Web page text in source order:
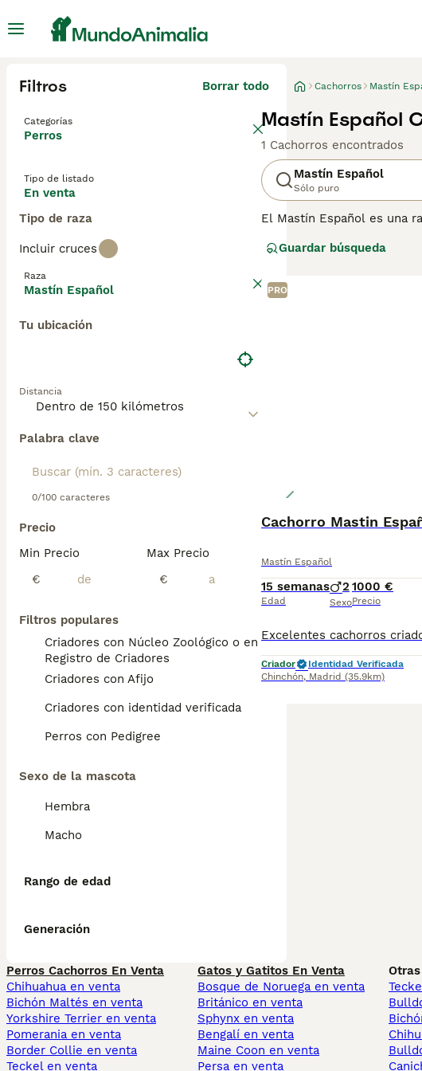
Filtros Borrar todo
Categorías
Perros
Tipo de listado
En venta
Tipo de raza
Incluir cruces
Raza
Mastín Español
Tu ubicación
Distancia
Palabra clave
0/100 caracteres
Precio
Min Precio
€
Max Precio
€
Filtros populares
Criadores con Núcleo Zoológico o en el
Registro de Criadores
Criadores con Afijo
Criadores con identidad verificada
Perros con Pedigree
Sexo de la mascota
Hembra
Macho
Rango de edad
Generación
Cachorros Mastín
Mastín Español
1 Cachorros encontrados
Mastín Español
Sólo puro
El Mastín Español es una
temperamento calmado,
donde puede ejercer sus
Guardar búsqueda
PRO
Cachorro Mastin
Mastín Español
15 semanas
Edad
2
Sexo
1000 €
Precio
Criador
Identidad Verificada
Chinchón, Madrid (35.9km)
Perros Cachorros En Venta
Chihuahua en venta
Bichón Maltés en venta
Yorkshire Terrier en venta
Pomerania en venta
Border Collie en venta
Teckel en venta
Gatos y Gatitos En Venta
Bosque de Noruega en venta
Británico en venta
Sphynx en venta
Bengalí en venta
Maine Coon en venta
Persa en venta